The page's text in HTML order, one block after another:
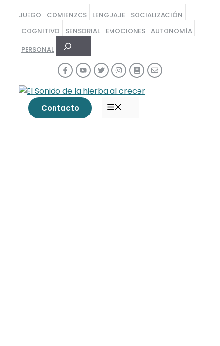
contenido
JUEGO COMIENZOS LENGUAJE
SOCIALIZACIÓN
COGNITIVO
SENSORIAL EMOCIONES AUTONOMÍA
PERSONAL
Buscar
Contacto